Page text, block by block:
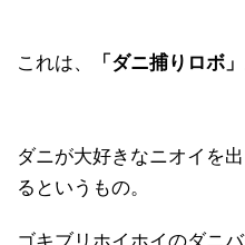
これは、 「ダニ捕りロボ」
ダニが大好きなニオイを
るというもの。